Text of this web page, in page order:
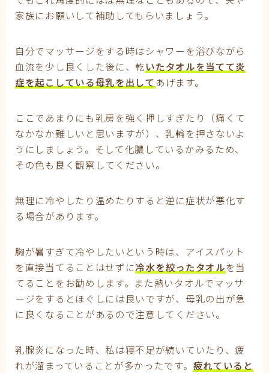
家族にお願いして補助してもらいましょう。
自分でマッサージをする時はシャワーを浴びながら
血流を少し良くした後に、乾いたタオルを当てて炎
症を起こしている母乳を出して あげます。
ここであまりにも乳房を強く押しすぎたり（痛くて
なかなか難しいと思いますが）、乳輪を押さないよ
うにしましょう。そして化膿しているかみるため、
その色も良く観察してください。
無理に冷やしたり温めたりすると逆に症状が悪化す
る場合があります。
胸が暑すぎて冷やしたいという時は、アイスパット
を直接当てることはせずに冷水を絞ったタオルを当
てることをお勧めします。また熱いタオルでマッサ
ージをするとほぐしには良いですが、母乳の出が急
に良くなることがあるので注意してください。
乳腺炎になった時、私は寝不足が続いていたり、疲
れが溜まっていることが多かったです。 疲れていると